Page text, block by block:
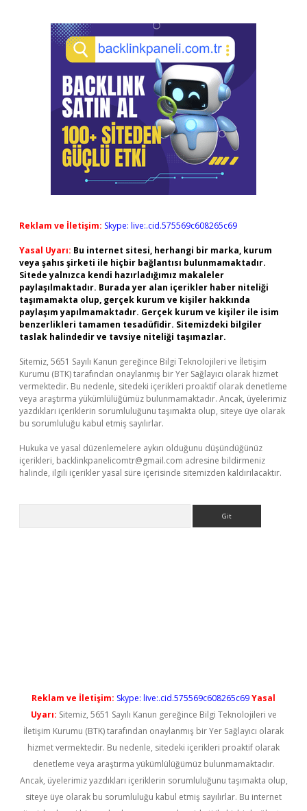
Reklam ve İletişim: Skype: live:.cid.575569c608265c69
Yasal Uyarı: Bu internet sitesi, herhangi bir marka, kurum
veya şahıs şirketi ile hiçbir bağlantısı bulunmamaktadır.
Sitede yalnızca kendi hazırladığımız makaleler
paylaşılmaktadır. Burada yer alan içerikler haber niteliği
taşımamakta olup, gerçek kurum ve kişiler hakkında
paylaşım yapılmamaktadır. Gerçek kurum ve kişiler ile isim
benzerlikleri tamamen tesadüfidir. Sitemizdeki bilgiler
taslak halindedir ve tavsiye niteliği taşımazlar.
Sitemiz, 5651 Sayılı Kanun gereğince Bilgi Teknolojileri ve İletişim
Kurumu (BTK) tarafından onaylanmış bir Yer Sağlayıcı olarak hizmet
vermektedir. Bu nedenle, sitedeki içerikleri proaktif olarak denetleme
veya araştırma yükümlülüğümüz bulunmamaktadır. Ancak, üyelerimiz
yazdıkları içeriklerin sorumluluğunu taşımakta olup, siteye üye olarak
bu sorumluluğu kabul etmiş sayılırlar.
Hukuka ve yasal düzenlemelere aykırı olduğunu düşündüğünüz
içerikleri, backlinkpanelicomtr@gmail.com adresine bildirmeniz
halinde, ilgili içerikler yasal süre içerisinde sitemizden kaldırılacaktır.
Reklam ve İletişim: Skype: live:.cid.575569c608265c69Yasal
Uyarı: Sitemiz, 5651 Sayılı Kanun gereğince Bilgi Teknolojileri ve
İletişim Kurumu (BTK) tarafından onaylanmış bir Yer Sağlayıcı olarak
hizmet vermektedir. Bu nedenle, sitedeki içerikleri proaktif olarak
denetleme veya araştırma yükümlülüğümüz bulunmamaktadır.
Ancak, üyelerimiz yazdıkları içeriklerin sorumluluğunu taşımakta olup,
siteye üye olarak bu sorumluluğu kabul etmiş sayılırlar. Bu internet